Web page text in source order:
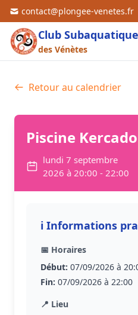
contact@plongee-venetes.fr
Club Subaquatique
des Vénètes
Retour au calendrier
Piscine Kercado
lundi 7 septembre
2026 à 20:00 - 22:00
ℹ️ Informations
📅 Horaires
Début: 07/09/2026 à
Fin: 07/09/2026 à 22:00
📍 Lieu